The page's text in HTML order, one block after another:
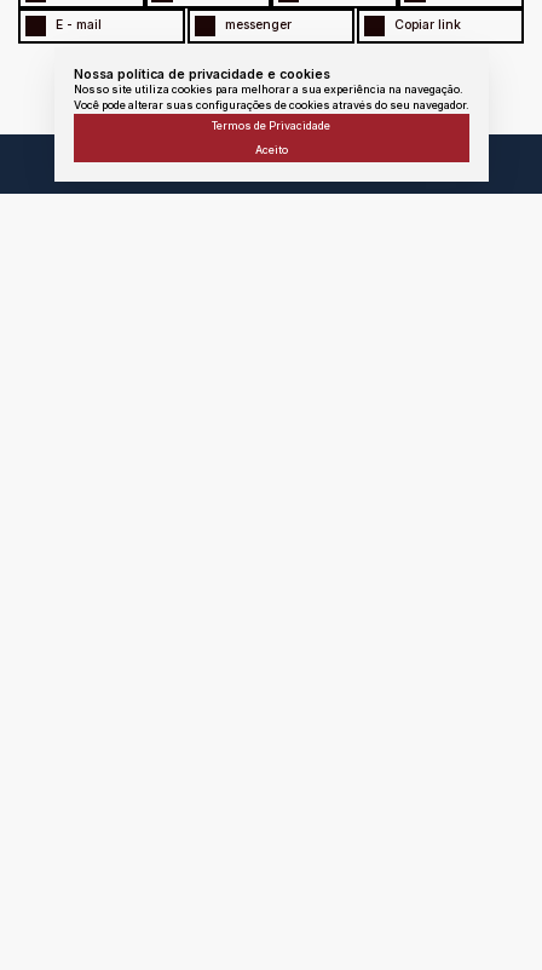
Nossa política de privacidade e cookies
Nosso site utiliza cookies para melhorar a sua experiência na navegação.
Você pode alterar suas configurações de cookies através do seu navegador.
Termos de Privacidade
Aceito
E - mail messenger Copiar link